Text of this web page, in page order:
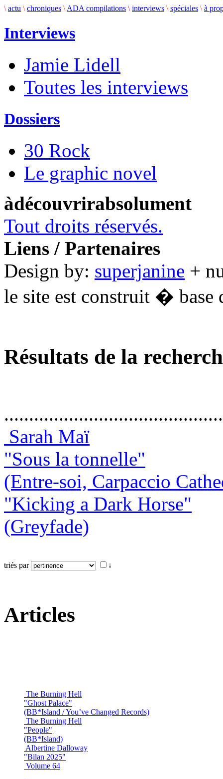
\ actu \ chroniques \ ADA compilations \ interviews \ spéciales \ à
Interviews
Jamie Lidell
Toutes les interviews
Dossiers
30 Rock
Le graphic novel
àdécouvrirabsolument
Tout droits réservés.
Liens / Partenaires
Design by: superjanine +
le site est construit � base
Résultats de la
Sarah Maï
"Sous la tonnelle"
(Entre-soi, Carpaccio
"Kicking a Dark Horse"
(Greyfade)
triés par ↓
Articles
The Burning Hell
"Ghost Palace"
(BB*Island / You’ve Changed Records)
The Burning Hell
"People"
(BB*Island)
Albertine Dalloway
"Bilan 2025"
Volume 64